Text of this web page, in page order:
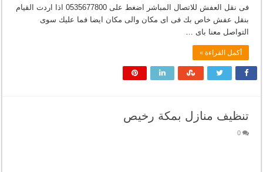
فى نقل العفش للاتصال المباشر اضغط على 0535677800 اذا اردت القيام
بنقل عفش خاص بك فى اى مكان والى مكان ايضا فما عليك سوى
التواصل معنا باى …
أكمل القراءة »
تنظيف منازل بمكة رخيص
0